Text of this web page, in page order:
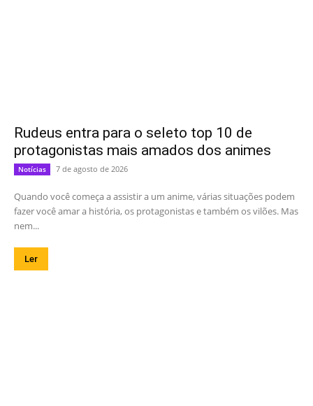
Rudeus entra para o seleto top 10 de
protagonistas mais amados dos animes
Notícias 7 de agosto de 2026
Quando você começa a assistir a um anime, várias situações podem
fazer você amar a história, os protagonistas e também os vilões. Mas
nem...
Ler